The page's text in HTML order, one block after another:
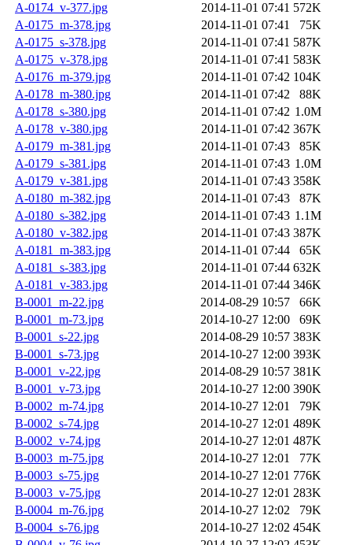
A-0174_v-377.jpg 2014-11-01 07:41 572K
A-0175_m-378.jpg
2014-11-01 07:41
75K
A-0175_s-378.jpg
2014-11-01 07:41 587K
A-0175_v-378.jpg
2014-11-01 07:41 583K
A-0176_m-379.jpg
2014-11-01 07:42 104K
A-0178_m-380.jpg
2014-11-01 07:42
88K
A-0178_s-380.jpg
2014-11-01 07:42 1.0M
A-0178_v-380.jpg
2014-11-01 07:42 367K
A-0179_m-381.jpg
2014-11-01 07:43
85K
A-0179_s-381.jpg
2014-11-01 07:43 1.0M
A-0179_v-381.jpg
2014-11-01 07:43 358K
A-0180_m-382.jpg
2014-11-01 07:43
87K
A-0180_s-382.jpg
2014-11-01 07:43 1.1M
A-0180_v-382.jpg
2014-11-01 07:43 387K
A-0181_m-383.jpg
2014-11-01 07:44
65K
A-0181_s-383.jpg
2014-11-01 07:44 632K
A-0181_v-383.jpg
2014-11-01 07:44 346K
B-0001_m-22.jpg
2014-08-29 10:57
66K
B-0001_m-73.jpg
2014-10-27 12:00
69K
B-0001_s-22.jpg
2014-08-29 10:57 383K
B-0001_s-73.jpg
2014-10-27 12:00 393K
B-0001_v-22.jpg
2014-08-29 10:57 381K
B-0001_v-73.jpg
2014-10-27 12:00 390K
B-0002_m-74.jpg
2014-10-27 12:01
79K
B-0002_s-74.jpg
2014-10-27 12:01 489K
B-0002_v-74.jpg
2014-10-27 12:01 487K
B-0003_m-75.jpg
2014-10-27 12:01
77K
B-0003_s-75.jpg
2014-10-27 12:01 776K
B-0003_v-75.jpg
2014-10-27 12:01 283K
B-0004_m-76.jpg
2014-10-27 12:02
79K
B-0004_s-76.jpg
2014-10-27 12:02 454K